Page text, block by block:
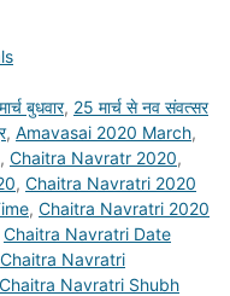
बुधवार, 25 मार्च से नव संवत्‍सर
, Amavasai 2020 March,
, Chaitra Navratr 2020,
, Chaitra Navratri 2020
, Chaitra Navratri 2020
Chaitra Navratri Date
Chaitra Navratri
Chaitra Navratri Shubh